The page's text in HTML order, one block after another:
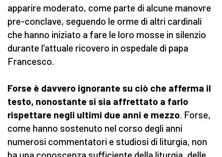
apparire moderato, come parte di alcune manovre
pre-conclave, seguendo le orme di altri cardinali
che hanno iniziato a fare le loro mosse in silenzio
durante l'attuale ricovero in ospedale di papa
Francesco.
Forse è davvero ignorante su ciò che afferma il
testo, nonostante si sia affrettato a farlo
rispettare negli ultimi due anni e mezzo. Forse,
come hanno sostenuto nel corso degli anni
numerosi commentatori e studiosi di liturgia, non